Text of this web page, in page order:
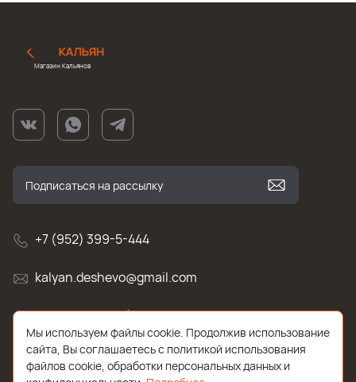
Магазин Кальянов
+7 (952) 399-5-444
kalyan.deshevo@gmail.com
г. Санкт-Петербург, улица Белы Куна , д.2к1
Мы используем файлы cookie. Продолжив использование
сайта, Вы соглашаетесь с политикой использования
файлов cookie, обработки персональных данных и